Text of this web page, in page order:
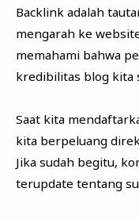
Backlink adalah
mengarah ke
memahami bahwa
kredibilitas blog kita
Saat kita
kita berpeluang
Jika sudah begitu,
terupdate tentang